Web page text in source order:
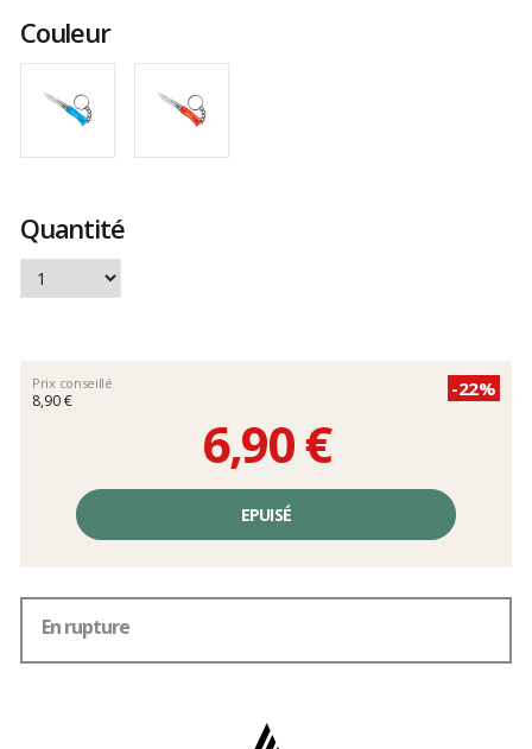
Couleur
Quantité
Prix conseillé
8,90 €
-22%
6,90 €
unitaire,
EPUISÉ
En rupture